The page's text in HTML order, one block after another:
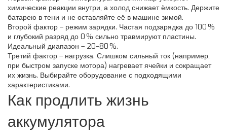
химические реакции внутри, а холод снижает ёмкость. Держите
батарею в тени и не оставляйте её в машине зимой.
Второй фактор – режим зарядки. Частая подзарядка до 100 %
и глубокий разряд до 0 % сильно травмируют пластины.
Идеальный диапазон – 20–80 %.
Третий фактор – нагрузка. Слишком сильный ток (например,
при быстром запуске мотора) нагревает ячейки и сокращает
их жизнь. Выбирайте оборудование с подходящими
характеристиками.
Как продлить жизнь
аккумулятора